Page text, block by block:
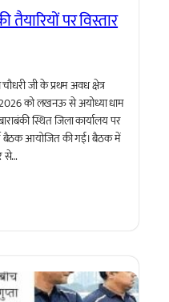
पर विस्तार
जी के प्रथम अवध क्षेत्र
को लखनऊ से अयोध्या धाम
स्थित जिला कार्यालय पर
बैठक आयोजित की गई। बैठक में
से…